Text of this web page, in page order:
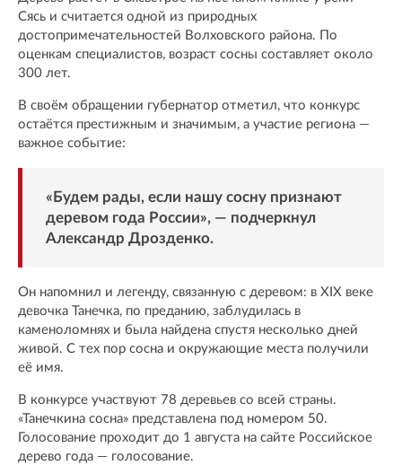
Сясь и считается одной из природных
достопримечательностей Волховского района. По
оценкам специалистов, возраст сосны составляет около
300 лет.
В своём обращении губернатор отметил, что конкурс
остаётся престижным и значимым, а участие региона —
важное событие:
«Будем рады, если нашу сосну признают
деревом года России», — подчеркнул
Александр Дрозденко.
Он напомнил и легенду, связанную с деревом: в XIX веке
девочка Танечка, по преданию, заблудилась в
каменоломнях и была найдена спустя несколько дней
живой. С тех пор сосна и окружающие места получили
её имя.
В конкурсе участвуют 78 деревьев со всей страны.
«Танечкина сосна» представлена под номером 50.
Голосование проходит до 1 августа на сайте Российское
дерево года — голосование.